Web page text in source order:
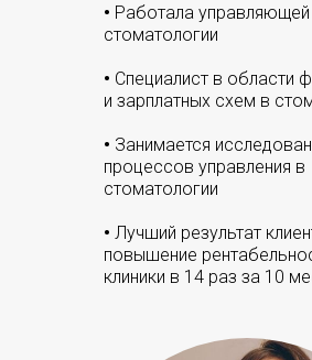
• Работала управляющей
стоматологии
• Специалист в области
и зарплатных схем в
• Занимается
процессов управления в
стоматологии
• Лучший результат
повышение
клиники в 14 раз за 10